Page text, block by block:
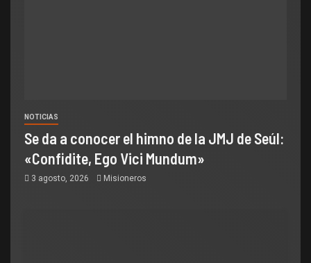
NOTICIAS
Se da a conocer el himno de la JMJ de Seúl:
«Confidite, Ego Vici Mundum»
3 agosto, 2026 Misioneros